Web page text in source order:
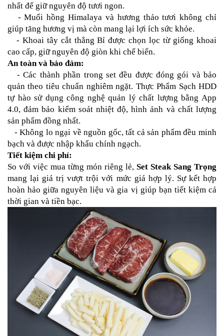
nhất để giữ nguyên độ tươi ngon.
- Muối hồng Himalaya và hương thảo tươi không chỉ
giúp tăng hương vị mà còn mang lại lợi ích sức khỏe.
- Khoai tây cắt thẳng Bỉ được chọn lọc từ giống khoai
cao cấp, giữ nguyên độ giòn khi chế biến.
An toàn và bảo đảm:
- Các thành phần trong set đều được đóng gói và bảo
quản theo tiêu chuẩn nghiêm ngặt. Thực Phẩm Sạch HDD
tự hào sử dụng công nghệ quản lý chất lượng bằng App
4.0, đảm bảo kiểm soát nhiệt độ, hình ảnh và chất lượng
sản phẩm đồng nhất.
- Không lo ngại về nguồn gốc, tất cả sản phẩm đều minh
bạch và được nhập khẩu chính ngạch.
Tiết kiệm chi phí:
So với việc mua từng món riêng lẻ, Set Steak Sang Trọng
mang lại giá trị vượt trội với mức giá hợp lý. Sự kết hợp
hoàn hảo giữa nguyên liệu và gia vị giúp bạn tiết kiệm cả
thời gian và tiền bạc.